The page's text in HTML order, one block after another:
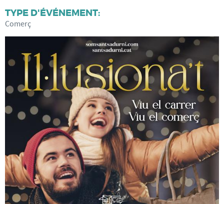
TYPE D'ÉVÉNEMENT:
Comerç